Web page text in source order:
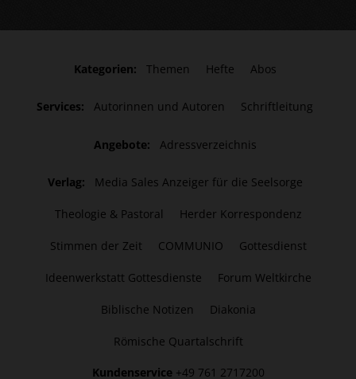
Kategorien: Themen Hefte Abos
Services: Autorinnen und Autoren Schriftleitung
Angebote: Adressverzeichnis
Verlag: Media Sales Anzeiger für die Seelsorge
Theologie & Pastoral Herder Korrespondenz
Stimmen der Zeit COMMUNIO Gottesdienst
Ideenwerkstatt Gottesdienste Forum Weltkirche
Biblische Notizen Diakonia
Römische Quartalschrift
Kundenservice +49 761 2717200